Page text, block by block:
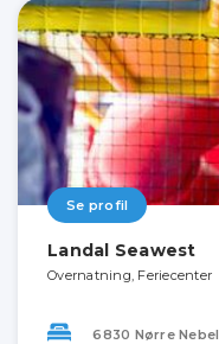
Se profil
Landal Seawest
Overnatning, Feriecenter
6830 Nørre Nebel